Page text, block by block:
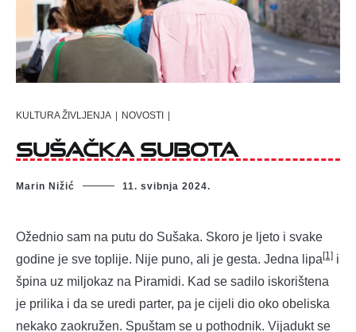
KULTURA ŽIVLJENJA | NOVOSTI |
Sušačka subota
Marin Nižić 11. svibnja 2024.
Ožednio sam na putu do Sušaka. Skoro je ljeto i svake
godine je sve toplije. Nije puno, ali je gesta. Jedna lipa [1] i
špina uz miljokaz na Piramidi. Kad se sadilo iskorištena
je prilika i da se uredi parter, pa je cijeli dio oko obeliska
nekako zaokružen. Spuštam se u pothodnik. Vijadukt se